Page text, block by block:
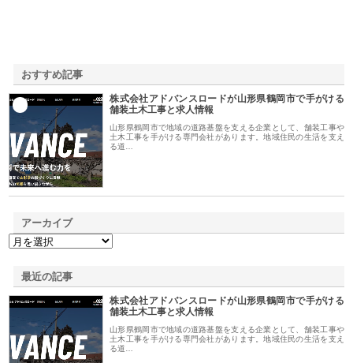
おすすめ記事
株式会社アドバンスロードが山形県鶴岡市で手がける
舗装土木工事と求人情報
山形県鶴岡市で地域の道路基盤を支える企業として、舗装工事や
土木工事を手がける専門会社があります。地域住民の生活を支え
る道…
アーカイブ
最近の記事
株式会社アドバンスロードが山形県鶴岡市で手がける
舗装土木工事と求人情報
山形県鶴岡市で地域の道路基盤を支える企業として、舗装工事や
土木工事を手がける専門会社があります。地域住民の生活を支え
る道…